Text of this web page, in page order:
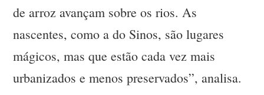
de arroz avançam sobre os rios. As
nascentes, como a do Sinos, são lugares
mágicos, mas que estão cada vez mais
urbanizados e menos preservados”, analisa.